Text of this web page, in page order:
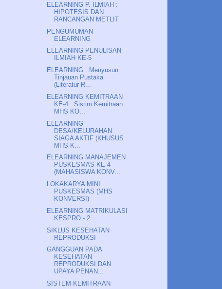
ELEARNING P. ILMIAH :
HIPOTESIS DAN
RANCANGAN METLIT
PENGUMUMAN
ELEARNING
ELEARNING PENULISAN
ILMIAH KE-5
ELEARNING : Menyusun
Tinjauan Pustaka
(Literatur R...
ELEARNING KEMITRAAN
KE-4 : Sistim Kemitraan
MHS KO...
ELEARNING
DESA/KELURAHAN
SIAGA AKTIF (KHUSUS
MHS K...
ELEARNING MANAJEMEN
PUSKESMAS KE-4
(MAHASISWA KONV...
LOKAKARYA MINI
PUSKESMAS (MHS
KONVERSI)
ELEARNING MATRIKULASI
KESPRO - 2
SIKLUS KESEHATAN
REPRODUKSI
GANGGUAN PADA
KESEHATAN
REPRODUKSI DAN
UPAYA PENAN...
SISTEM KEMITRAAN